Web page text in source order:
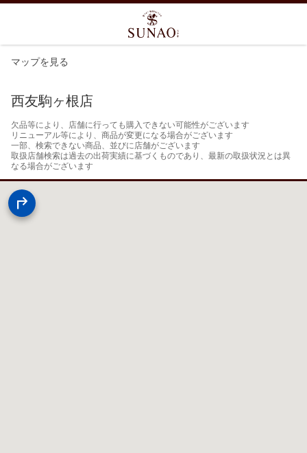
マップを見る
西友駒ヶ根店
欠品等により、店舗に行っても購入できない可能性がございます
リニューアル等により、商品が変更になる場合がございます
一部、検索できない商品、並びに店舗がございます
取扱店舗検索は過去の出荷実績に基づくものであり、最新の取扱状況とは異
なる場合がございます